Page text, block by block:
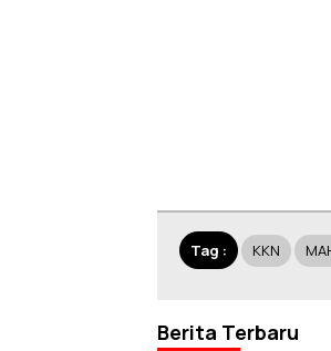
Tag : KKN
Berita Terbaru